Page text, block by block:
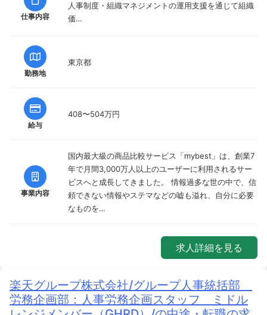
仕事内容
人事制度・組織マネジメントの運用支援を通じて組織
価…
勤務地
東京都
給与
408〜504万円
事業内容
国内最大級の商品比較サービス「mybest」は、創業7
年で月間3,000万人以上のユーザーに利用されるサー
ビスへと成長してきました。 情報過多な世の中で、信
頼できない情報やステマなどの嘘も溢れ、自分に必要
なものを…
求人詳細を見る
楽天グループ株式会社/グループ人事統括部
労務企画部：人事労務企画スタッフ ミドル